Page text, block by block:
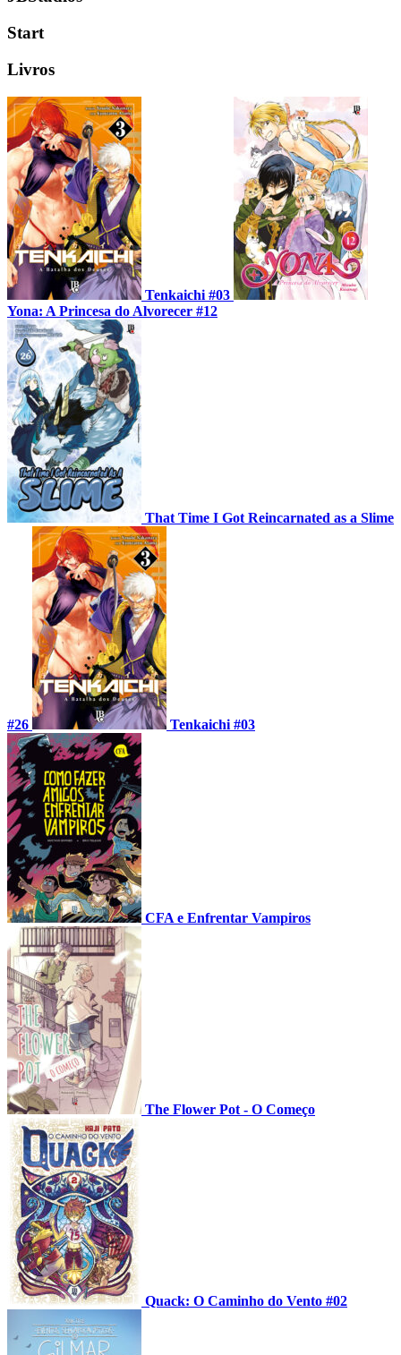
Start
Livros
Tenkaichi #03
Yona: A Princesa do Alvorecer #12
That Time I Got Reincarnated as a Slime
#26 Tenkaichi #03
CFA e Enfrentar Vampiros
The Flower Pot - O Começo
Quack: O Caminho do Vento #02